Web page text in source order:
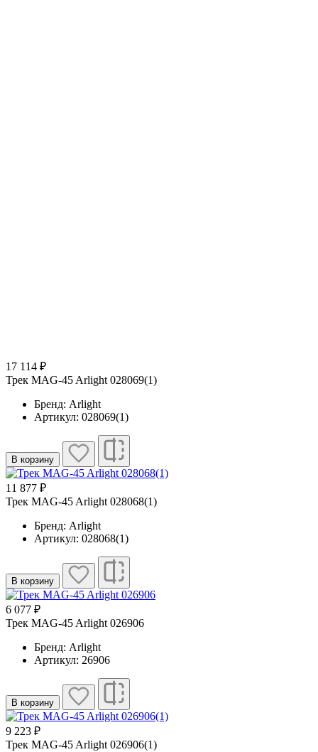
17 114 ₽
Трек MAG-45 Arlight 028069(1)
Бренд: Arlight
Артикул: 028069(1)
В корзину
11 877 ₽
Трек MAG-45 Arlight 028068(1)
Бренд: Arlight
Артикул: 028068(1)
В корзину
6 077 ₽
Трек MAG-45 Arlight 026906
Бренд: Arlight
Артикул: 26906
В корзину
9 223 ₽
Трек MAG-45 Arlight 026906(1)